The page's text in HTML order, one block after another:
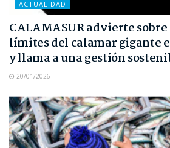
ACTUALIDAD
CALAMASUR advierte sobre
límites del calamar gigante
y llama a una gestión
20/01/2026